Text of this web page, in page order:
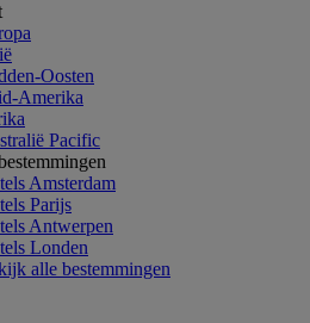
Oosten
Amerika
Pacific
Amsterdam
Parijs
Antwerpen
Londen
alle bestemmingen